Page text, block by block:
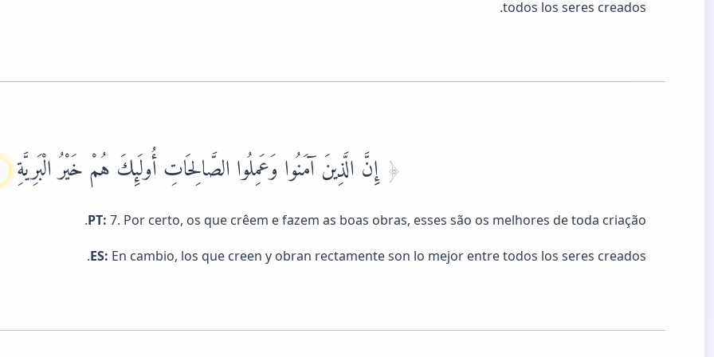
todos los seres creados.
إِنَّ الَّذِينَ آمَنُوا وَعَمِلُوا الصَّالِحَاتِ أُولَئِكَ هُمْ خَيْرُ الْبَرِيَّةِ
PT: 7. Por certo, os que crêem e fazem as boas obras, esses são os melhores de toda criação.
ES: En cambio, los que creen y obran rectamente son lo mejor entre todos los seres creados.